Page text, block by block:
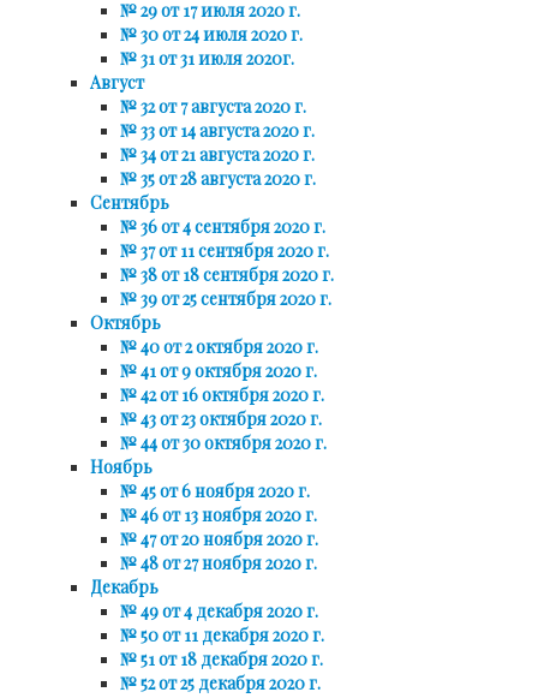
№ 29 от 17 июля 2020 г.
№ 30 от 24 июля 2020 г.
№ 31 от 31 июля 2020г.
Август
№ 32 от 7 августа 2020 г.
№ 33 от 14 августа 2020 г.
№ 34 от 21 августа 2020 г.
№ 35 от 28 августа 2020 г.
Сентябрь
№ 36 от 4 сентября 2020 г.
№ 37 от 11 сентября 2020 г.
№ 38 от 18 сентября 2020 г.
№ 39 от 25 сентября 2020 г.
Октябрь
№ 40 от 2 октября 2020 г.
№ 41 от 9 октября 2020 г.
№ 42 от 16 октября 2020 г.
№ 43 от 23 октября 2020 г.
№ 44 от 30 октября 2020 г.
Ноябрь
№ 45 от 6 ноября 2020 г.
№ 46 от 13 ноября 2020 г.
№ 47 от 20 ноября 2020 г.
№ 48 от 27 ноября 2020 г.
Декабрь
№ 49 от 4 декабря 2020 г.
№ 50 от 11 декабря 2020 г.
№ 51 от 18 декабря 2020 г.
№ 52 от 25 декабря 2020 г.